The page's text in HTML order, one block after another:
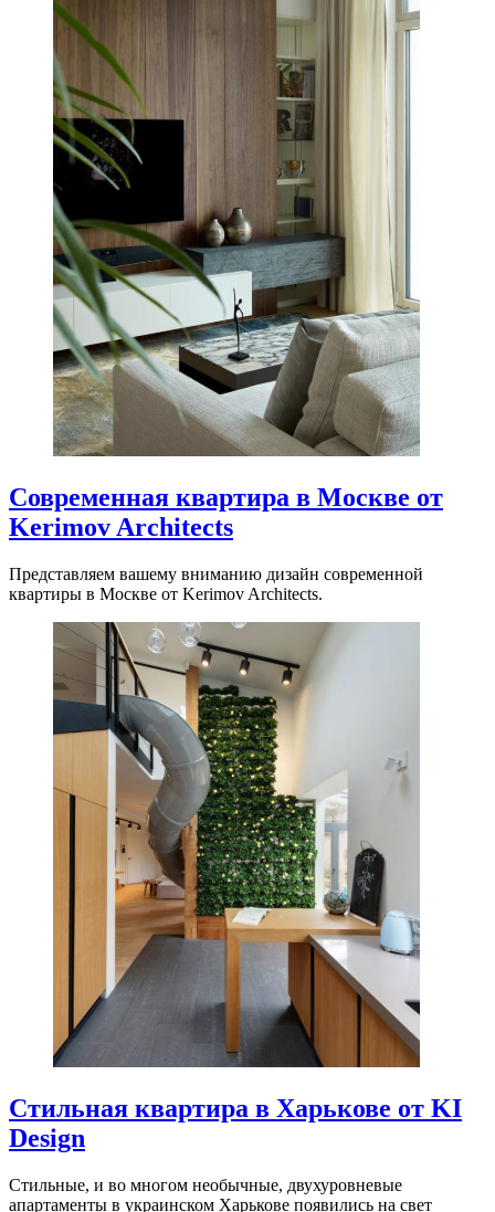
Современная квартира в Москве от
Kerimov Architects
Представляем вашему вниманию дизайн современной
квартиры в Москве от Kerimov Architects.
Стильная квартира в Харькове от KI
Design
Стильные, и во многом необычные, двухуровневые
апартаменты в украинском Харькове появились на свет